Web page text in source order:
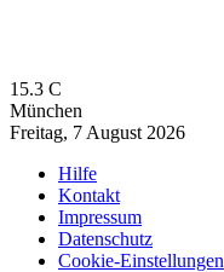
15.3 C
München
Freitag, 7 August 2026
Hilfe
Kontakt
Impressum
Datenschutz
Cookie-Einstellungen